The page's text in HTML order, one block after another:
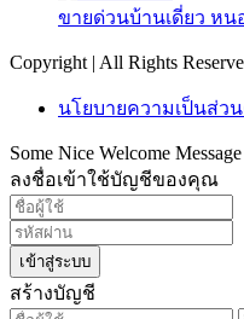
ขายด่วนบ้านเดี่ยว ห
Copyright | All Rights
นโยบายความเป็นส่ว
Some Nice Welcome Message
ลงชื่อเข้าใช้บัญชีของคุณ
เข้าสู่ระบบ
สร้างบัญชี